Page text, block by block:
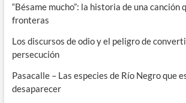
“Bésame mucho”: la historia de una canción
fronteras
Los discursos de odio y el peligro de
persecución
Pasacalle – Las especies de Río Negro que
desaparecer